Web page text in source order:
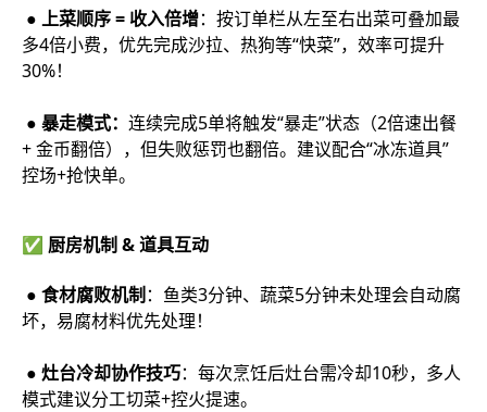
● 上菜顺序 = 收入倍增：按订单栏从左至右出菜可叠加最
多4倍小费，优先完成沙拉、热狗等“快菜”，效率可提升
30%！
● 暴走模式： 连续完成5单将触发“暴走”状态（2倍速出餐
+ 金币翻倍），但失败惩罚也翻倍。建议配合“冰冻道具”
控场+抢快单。
✅ 厨房机制 & 道具互动
● 食材腐败机制：鱼类3分钟、蔬菜5分钟未处理会自动腐
坏，易腐材料优先处理！
● 灶台冷却协作技巧：每次烹饪后灶台需冷却10秒，多人
模式建议分工切菜+控火提速。